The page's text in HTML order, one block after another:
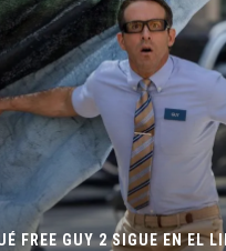
FREE GUY 2 SIGUE EN EL